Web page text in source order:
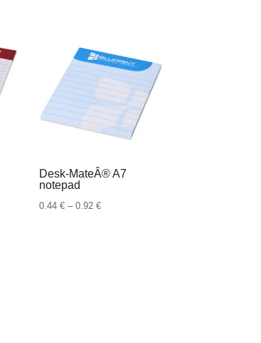
do
1.27 €
Desk-MateÂ® A7
notepad
0.44 € – 0.92 €Raspon